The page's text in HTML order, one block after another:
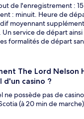
de l'enregistrement :
: minuit. Heure de
moyennant
service de départ
formalités de départ
The Lord Nelson
casino ?
ne possède pas de
(à 20 min de